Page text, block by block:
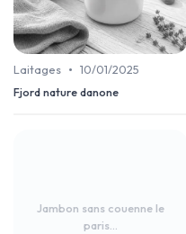
Laitages • 10/01/2025
Fjord nature danone
Jambon sans couenne le
paris...